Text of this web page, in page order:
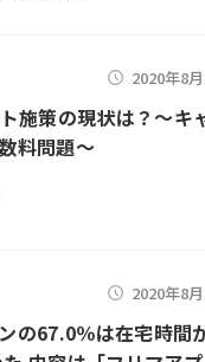
2020年8
施策の現状は？～キ
料問題～
2020年8
の67.0％は在宅時間